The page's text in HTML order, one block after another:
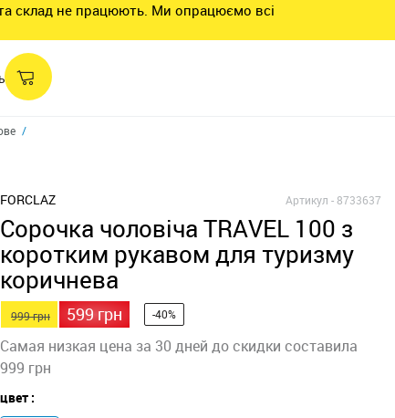
та склад не працюють. Ми опрацюємо всі
FORCLAZ Артикул -8733637
Сорочка чоловіча TRAVEL 100 з
коротким рукавом для туризму
коричнева
999 грн 599 грн -40%
Самая низкая цена за 30 дней до скидки составила
999 грн
цвет :